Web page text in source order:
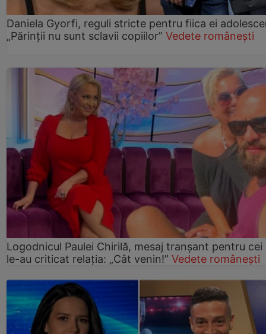
Daniela Gyorfi, reguli stricte pentru fiica ei
„Părinții nu sunt sclavii copiilor” Vedete românești
Logodnicul Paulei Chirilă, mesaj tranșant pentru cei
le-au criticat relația: „Cât venin!” Vedete românești